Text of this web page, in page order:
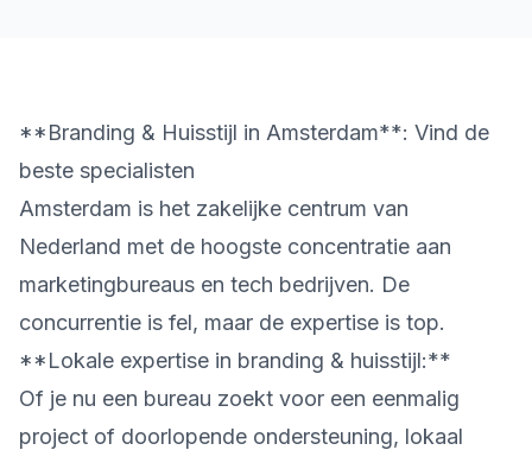
**Branding & Huisstijl in Amsterdam**: Vind de
beste specialisten
Amsterdam is het zakelijke centrum van
Nederland met de hoogste concentratie aan
marketingbureaus en tech bedrijven. De
concurrentie is fel, maar de expertise is top.
**Lokale expertise in branding & huisstijl:**
Of je nu een bureau zoekt voor een eenmalig
project of doorlopende ondersteuning, lokaal